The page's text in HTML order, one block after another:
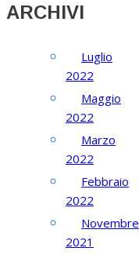
ARCHIVI
Luglio
2022
Maggio
2022
Marzo
2022
Febbraio
2022
Novembre
2021